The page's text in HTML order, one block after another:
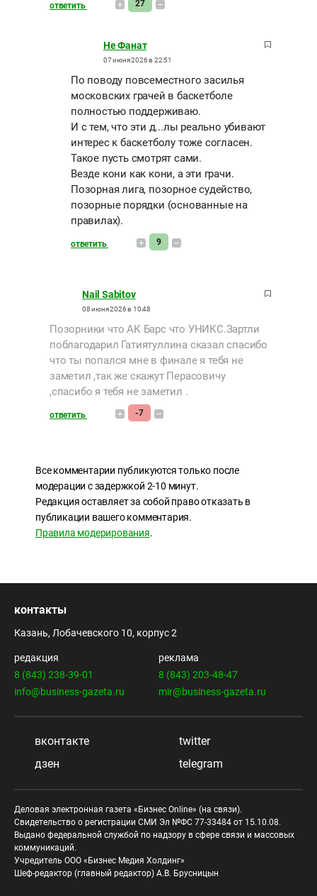
ответить 27
Не Фанат
07 июня 2026 в 22:51
По поводу повсеместного засилья
московских грачей в баскетболе
полностью поддерживаю.
И с тем, что эти д...лы реально убивают
интерес к баскетболу тоже согласен.
Такое пусть смотрят сами.
Везде кони как кони, а эти грачи.
Позорная лига, позорное судейство,
позорные порядки (основанные на
правилах).
ответить 9
Nail Sabitov
08 июня 2026 в 10:48
Позорники что АК Барс что УНИКС.Зартли
поблагодарил Гатиятуллина сказал спасибо
что ты попался мне в финале я тебя не
заметил ,так же скажут Перасовичу
,спасибо я тебя не заметил .
ответить -7
Все комментарии публикуются только после
модерации с задержкой 2-10 минут.
Редакция оставляет за собой право отказать в
публикации вашего комментария.
Правила модерирования.
контакты
Казань, Лобачевского 10, корпус 2
редакция
8 (843) 238-39-01
info@business-gazeta.ru
реклама
8 (843) 203-48-47
mir@business-gazeta.ru
вконтакте
twitter
дзен
telegram
Деловая электронная газета «Бизнес Online» (на связи).
Свидетельство о регистрации СМИ Эл №ФС 77-33484 от 15.10.08.
Выдано федеральной службой по надзору в сфере связи и массовых
коммуникаций.
Учредитель ООО «Бизнес Медия Холдинг»
Шеф-редактор (главный редактор) А.В. Брусницын